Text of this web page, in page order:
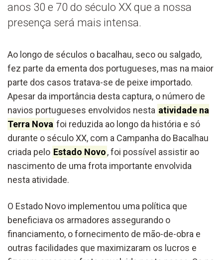
anos 30 e 70 do século XX que a nossa
presença será mais intensa.
Ao longo de séculos o bacalhau, seco ou salgado,
fez parte da ementa dos portugueses, mas na maior
parte dos casos tratava-se de peixe importado.
Apesar da importância desta captura, o número de
navios portugueses envolvidos nesta atividade na
Terra Nova foi reduzida ao longo da história e só
durante o século XX, com a Campanha do Bacalhau
criada pelo Estado Novo, foi possível assistir ao
nascimento de uma frota importante envolvida
nesta atividade.
O Estado Novo implementou uma política que
beneficiava os armadores assegurando o
financiamento, o fornecimento de mão-de-obra e
outras facilidades que maximizaram os lucros e